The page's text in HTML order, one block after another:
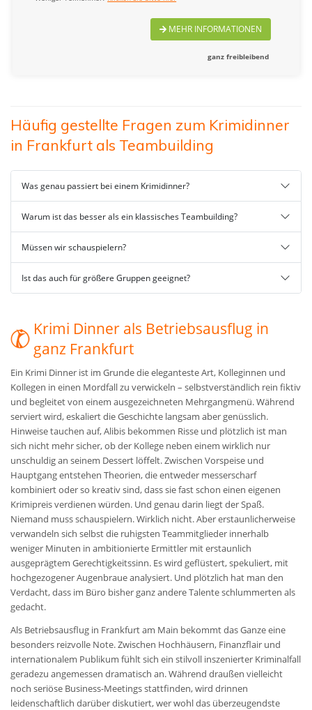
MEHR INFORMATIONEN
ganz freibleibend
Häufig gestellte Fragen zum Krimidinner
in Frankfurt als Teambuilding
Was genau passiert bei einem Krimidinner?
Warum ist das besser als ein klassisches Teambuilding?
Müssen wir schauspielern?
Ist das auch für größere Gruppen geeignet?
Krimi Dinner als Betriebsausflug in
ganz Frankfurt
Ein Krimi Dinner ist im Grunde die eleganteste Art, Kolleginnen und
Kollegen in einen Mordfall zu verwickeln – selbstverständlich rein fiktiv
und begleitet von einem ausgezeichneten Mehrgangmenü. Während
serviert wird, eskaliert die Geschichte langsam aber genüsslich.
Hinweise tauchen auf, Alibis bekommen Risse und plötzlich ist man
sich nicht mehr sicher, ob der Kollege neben einem wirklich nur
unschuldig an seinem Dessert löffelt. Zwischen Vorspeise und
Hauptgang entstehen Theorien, die entweder messerscharf
kombiniert oder so kreativ sind, dass sie fast schon einen eigenen
Krimipreis verdienen würden. Und genau darin liegt der Spaß.
Niemand muss schauspielern. Wirklich nicht. Aber erstaunlicherweise
verwandeln sich selbst die ruhigsten Teammitglieder innerhalb
weniger Minuten in ambitionierte Ermittler mit erstaunlich
ausgeprägtem Gerechtigkeitssinn. Es wird geflüstert, spekuliert, mit
hochgezogener Augenbraue analysiert. Und plötzlich hat man den
Verdacht, dass im Büro bisher ganz andere Talente schlummerten als
gedacht.
Als Betriebsausflug in Frankfurt am Main bekommt das Ganze eine
besonders reizvolle Note. Zwischen Hochhäusern, Finanzflair und
internationalem Publikum fühlt sich ein stilvoll inszenierter Kriminalfall
geradezu angemessen dramatisch an. Während draußen vielleicht
noch seriöse Business-Meetings stattfinden, wird drinnen
leidenschaftlich darüber diskutiert, wer wohl das überzeugendste